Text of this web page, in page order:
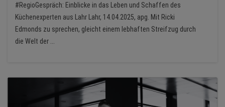
#RegioGespräch: Einblicke in das Leben und Schaffen des
Küchenexperten aus Lahr Lahr, 14.04.2025, apg. Mit Ricki
Edmonds zu sprechen, gleicht einem lebhaften Streifzug durch
die Welt der ...